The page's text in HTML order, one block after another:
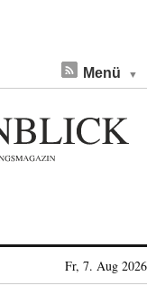
Menü
Fr, 7. Aug 2026